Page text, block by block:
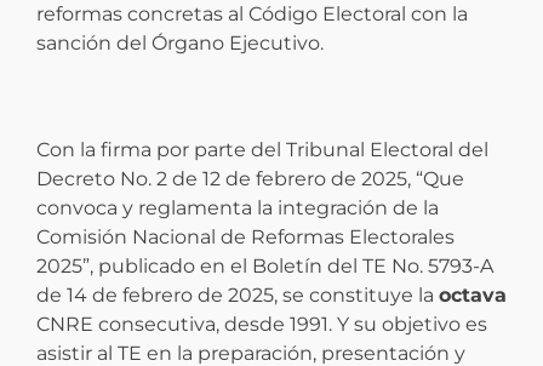
reformas concretas al Código Electoral con la
sanción del Órgano Ejecutivo.
Con la firma por parte del Tribunal Electoral del
Decreto No. 2 de 12 de febrero de 2025, “Que
convoca y reglamenta la integración de la
Comisión Nacional de Reformas Electorales
2025”, publicado en el Boletín del TE No. 5793-A
de 14 de febrero de 2025, se constituye la octava
CNRE consecutiva, desde 1991. Y su objetivo es
asistir al TE en la preparación, presentación y